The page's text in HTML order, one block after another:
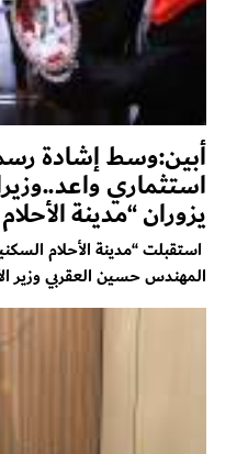
أبين:وسط إشادة
استثماري
يزوران “مدينة
استقبلت “مدينة الأحلام
المهندس حسين العقربي وزير